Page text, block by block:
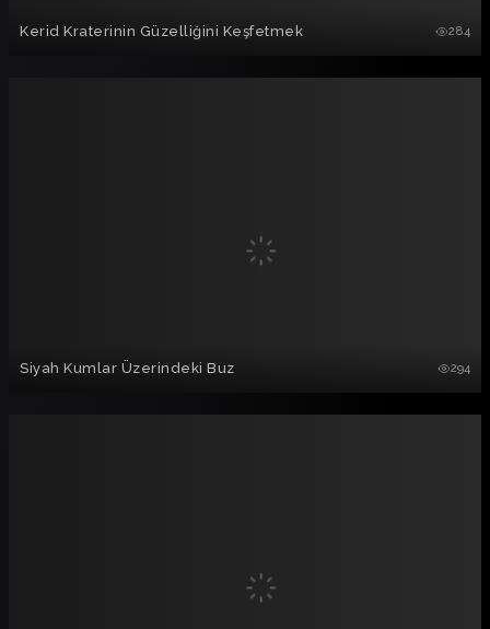
Kerid Kraterinin Güzelliğini Keşfetmek 284
Siyah Kumlar Üzerindeki Buz 294